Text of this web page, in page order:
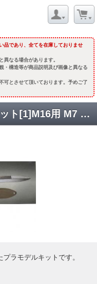
品であり、全てを在庫しておりませ
異なる場合があります。
・構造等が商品説明及び画像と異なる
可とさせて頂いております。予めご了
コンバットアクセサリーキット[1]M16用 M7 銃剣(プラ刃) [取寄]
ラモデルキットです。